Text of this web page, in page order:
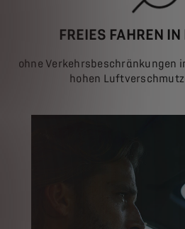
FREIES FAHREN
ohne Verkehrsbeschränkungen
hohen